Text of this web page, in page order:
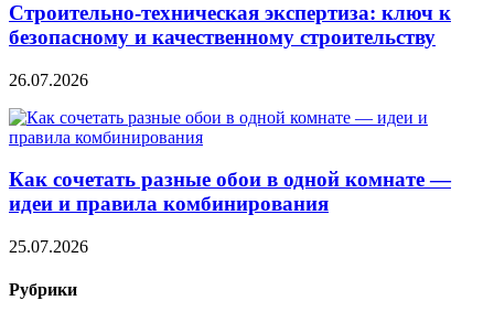
Строительно‑техническая экспертиза: ключ к
безопасному и качественному строительству
26.07.2026
Как сочетать разные обои в одной комнате —
идеи и правила комбинирования
25.07.2026
Рубрики